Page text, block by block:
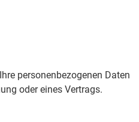
personenbezogenen Daten
oder eines Vertrags.